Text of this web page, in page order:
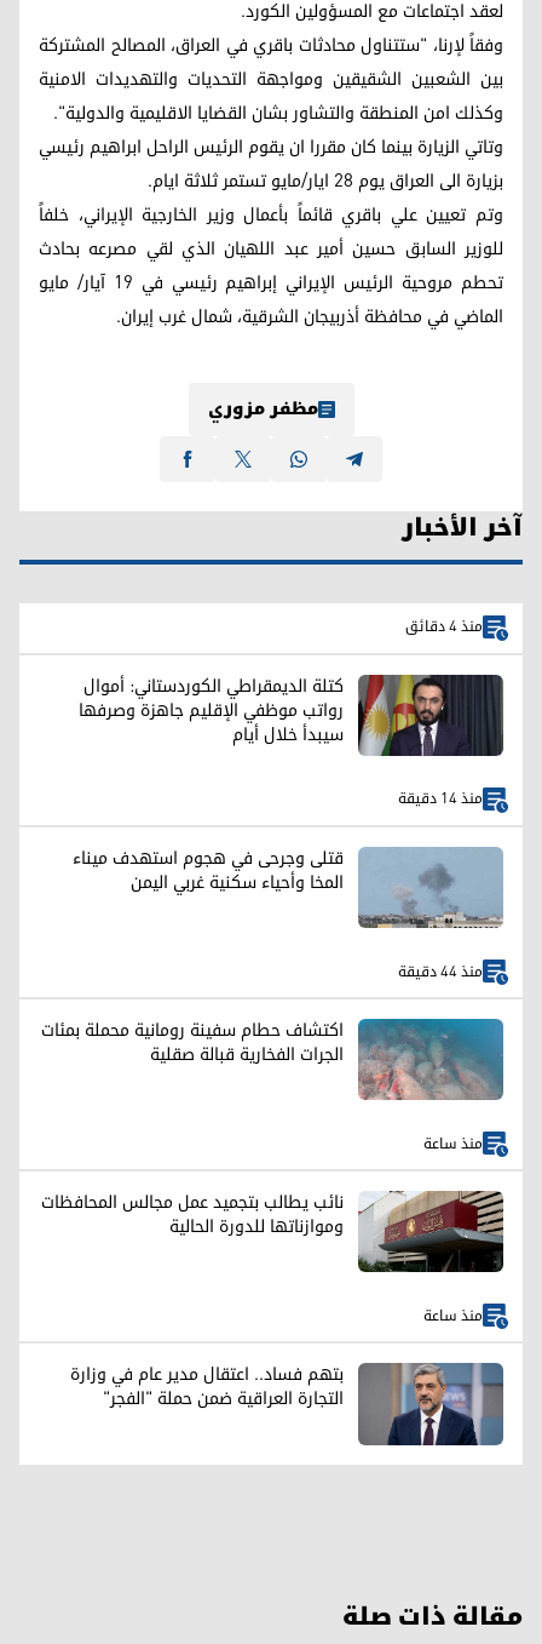
لعقد اجتماعات مع المسؤولين الكورد.
وفقاً لإرنا، "ستتناول محادثات باقري في العراق، المصالح المشتركة
بين الشعبين الشقيقين ومواجهة التحديات والتهديدات الامنية
وكذلك امن المنطقة والتشاور بشان القضايا الاقليمية والدولية".
وتاتي الزيارة بينما كان مقررا ان يقوم الرئيس الراحل ابراهيم رئيسي
بزيارة الى العراق يوم 28 ايار/مايو تستمر ثلاثة ايام.
وتم تعيين علي باقري قائماً بأعمال وزير الخارجية الإيراني، خلفاً
للوزير السابق حسين أمير عبد اللهيان الذي لقي مصرعه بحادث
تحطم مروحية الرئيس الإيراني إبراهيم رئيسي في 19 آيار/ مايو
الماضي في محافظة أذربيجان الشرقية، شمال غرب إيران.
مظفر مزوري
آخر الأخبار
منذ 4 دقائق
كتلة الديمقراطي الكوردستاني: أموال
رواتب موظفي الإقليم جاهزة وصرفها
سيبدأ خلال أيام
منذ 14 دقيقة
قتلى وجرحى في هجوم استهدف ميناء
المخا وأحياء سكنية غربي اليمن
منذ 44 دقيقة
اكتشاف حطام سفينة رومانية محملة بمئات
الجرات الفخارية قبالة صقلية
منذ ساعة
نائب يطالب بتجميد عمل مجالس المحافظات
وموازناتها للدورة الحالية
منذ ساعة
بتهم فساد.. اعتقال مدير عام في وزارة
التجارة العراقية ضمن حملة "الفجر"
مقالة ذات صلة